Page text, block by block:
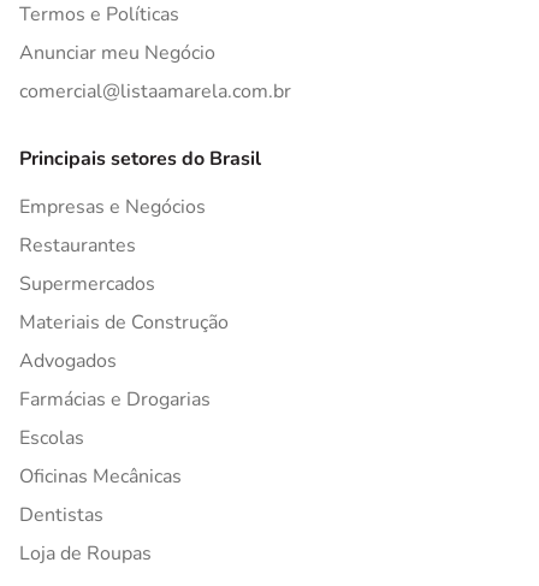
Termos e Políticas
Anunciar meu Negócio
comercial@listaamarela.com.br
Principais setores do Brasil
Empresas e Negócios
Restaurantes
Supermercados
Materiais de Construção
Advogados
Farmácias e Drogarias
Escolas
Oficinas Mecânicas
Dentistas
Loja de Roupas